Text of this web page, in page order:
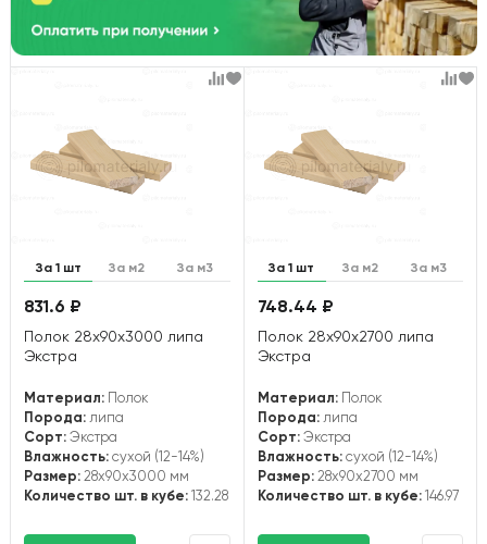
За 1 шт За м2 За м3
831.6 ₽
Полок 28х90х3000 липа
Экстра
Материал: Полок
Порода: липа
Сорт: Экстра
Влажность: сухой (12-14%)
Размер: 28x90x3000 мм
Количество шт. в кубе: 132.28
За 1 шт За м2 За м3
748.44 ₽
Полок 28х90х2700 липа
Экстра
Материал:Полок
Порода:липа
Сорт:Экстра
Влажность:сухой (12-14%)
Размер:28x90x2700 мм
Количество шт. в кубе:146.97